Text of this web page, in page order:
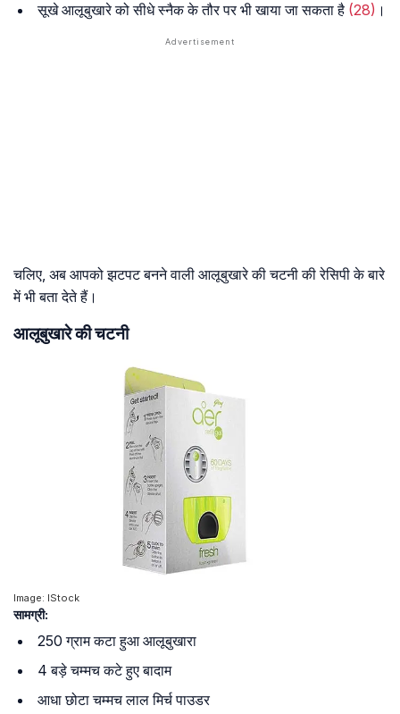
सूखे आलूबुखारे को सीधे स्नैक के तौर पर भी खाया जा सकता है (28) ।
चलिए, अब आपको झटपट बनने वाली आलूबुखारे की चटनी की रेसिपी के बारे
में भी बता देते हैं।
आलूबुखारे की चटनी
Image: IStock
सामग्री:
250 ग्राम कटा हुआ आलूबुखारा
4 बड़े चम्मच कटे हुए बादाम
आधा छोटा चम्मच लाल मिर्च पाउडर